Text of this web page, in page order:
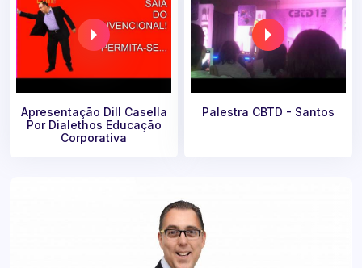
Apresentação Dill Casella
Por Dialethos Educação
Corporativa
Palestra CBTD - Santos